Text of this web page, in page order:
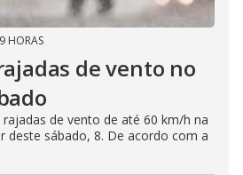
HORAS
de vento no
de vento de até 60 km/h na
deste sábado, 8. De acordo com a